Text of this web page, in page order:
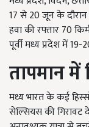
17 से 20 जून के
हवा की रफ्तार 70
पूर्वी मध्य प्रदेश में
तापमान में
मध्य भारत के कई
सेल्सियस की गिरावट